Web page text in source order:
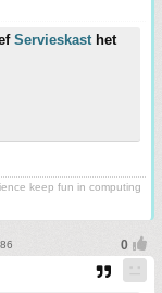
Servieskasthet
keep fun in computing